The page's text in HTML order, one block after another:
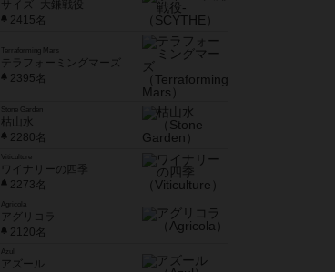
サイズ -大鎌戦役-
2415名
Terraforming Mars
テラフォーミングマーズ
2395名
Stone Garden
枯山水
2280名
Viticulture
ワイナリーの四季
2273名
Agricola
アグリコラ
2120名
Azul
アズール